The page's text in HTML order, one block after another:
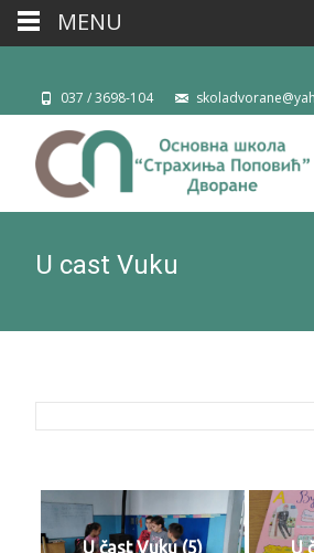
037 / 3698-104
U cast Vuku
U čast Vuku (5) U
MENU